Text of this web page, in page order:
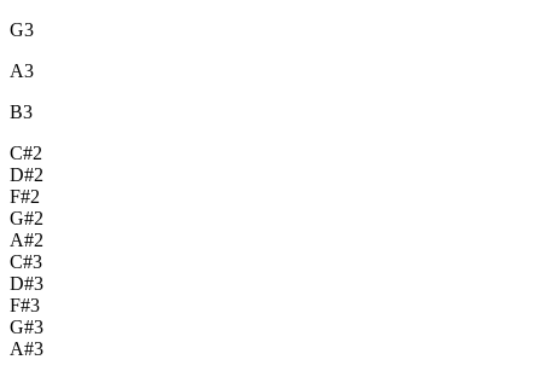
G3
A3
B3
C#2
D#2
F#2
G#2
A#2
C#3
D#3
F#3
G#3
A#3